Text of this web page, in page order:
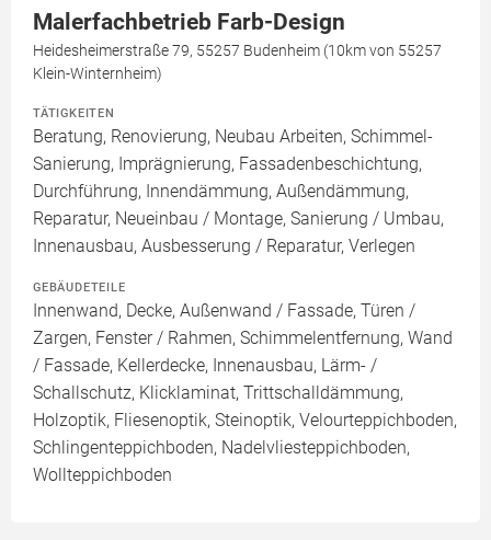
Malerfachbetrieb Farb-Design
Heidesheimerstraße 79, 55257 Budenheim (10km von 55257
Klein-Winternheim)
TÄTIGKEITEN
Beratung, Renovierung, Neubau Arbeiten, Schimmel-
Sanierung, Imprägnierung, Fassadenbeschichtung,
Durchführung, Innendämmung, Außendämmung,
Reparatur, Neueinbau / Montage, Sanierung / Umbau,
Innenausbau, Ausbesserung / Reparatur, Verlegen
GEBÄUDETEILE
Innenwand, Decke, Außenwand / Fassade, Türen /
Zargen, Fenster / Rahmen, Schimmelentfernung, Wand
/ Fassade, Kellerdecke, Innenausbau, Lärm- /
Schallschutz, Klicklaminat, Trittschalldämmung,
Holzoptik, Fliesenoptik, Steinoptik, Velourteppichboden,
Schlingenteppichboden, Nadelvliesteppichboden,
Wollteppichboden